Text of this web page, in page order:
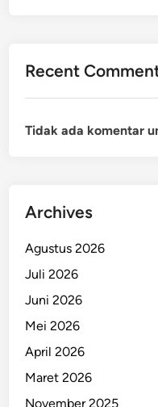
Recent
Tidak ada komentar
Archives
Agustus 2026
Juli 2026
Juni 2026
Mei 2026
April 2026
Maret 2026
November 2025